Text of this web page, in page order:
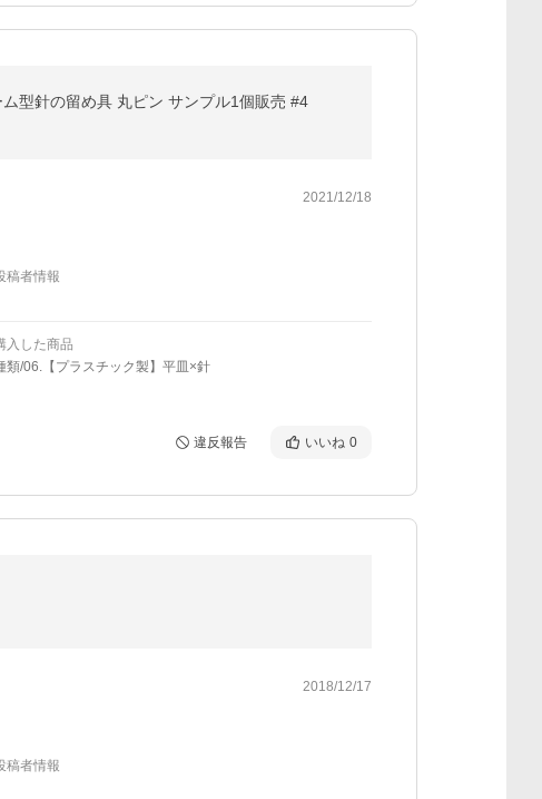
型針の留め具 丸ピン サンプル1個販売 #4
2021/12/18
稿者情報
入した商品
類/06.【プラスチック製】平皿×針
違反報告 いいね 0
2018/12/17
稿者情報